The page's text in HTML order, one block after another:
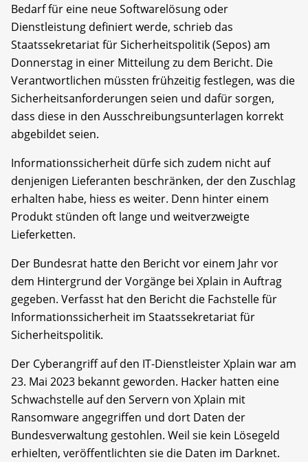
Bedarf für eine neue Softwarelösung oder
Dienstleistung definiert werde, schrieb das
Staatssekretariat für Sicherheitspolitik (Sepos) am
Donnerstag in einer Mitteilung zu dem Bericht. Die
Verantwortlichen müssten frühzeitig festlegen, was die
Sicherheitsanforderungen seien und dafür sorgen,
dass diese in den Ausschreibungsunterlagen korrekt
abgebildet seien.
Informationssicherheit dürfe sich zudem nicht auf
denjenigen Lieferanten beschränken, der den Zuschlag
erhalten habe, hiess es weiter. Denn hinter einem
Produkt stünden oft lange und weitverzweigte
Lieferketten.
Der Bundesrat hatte den Bericht vor einem Jahr vor
dem Hintergrund der Vorgänge bei Xplain in Auftrag
gegeben. Verfasst hat den Bericht die Fachstelle für
Informationssicherheit im Staatssekretariat für
Sicherheitspolitik.
Der Cyberangriff auf den IT-Dienstleister Xplain war am
23. Mai 2023 bekannt geworden. Hacker hatten eine
Schwachstelle auf den Servern von Xplain mit
Ransomware angegriffen und dort Daten der
Bundesverwaltung gestohlen. Weil sie kein Lösegeld
erhielten, veröffentlichten sie die Daten im Darknet.